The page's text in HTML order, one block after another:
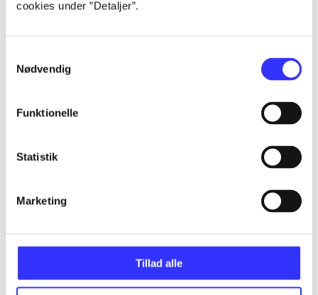
cookies under ”Detaljer”.
Nødvendig
Funktionelle
Statistik
Marketing
Tillad alle
...
...
...